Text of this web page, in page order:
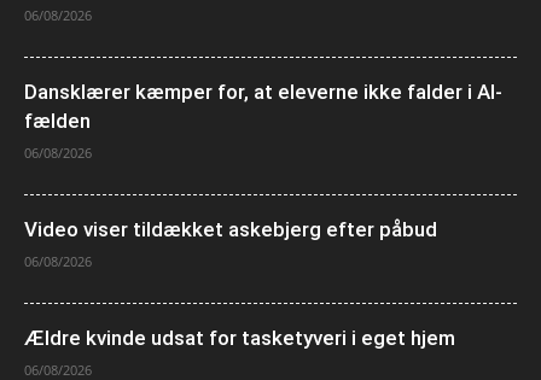
06/08/2026
Dansklærer kæmper for, at eleverne ikke falder i AI-
fælden
06/08/2026
Video viser tildækket askebjerg efter påbud
06/08/2026
Ældre kvinde udsat for tasketyveri i eget hjem
06/08/2026